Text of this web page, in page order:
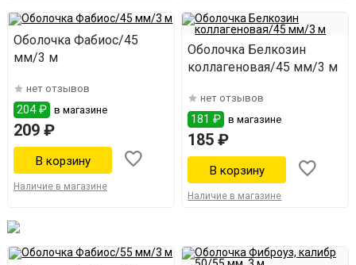
Оболочка Фабиос/45
мм/3 м
нет отзывов
204 ₽ в магазине
209 ₽
Наличие в магазине
Оболочка Белкозин
коллагеновая/45 мм/3 м
нет отзывов
181 ₽ в магазине
185 ₽
Наличие в магазине